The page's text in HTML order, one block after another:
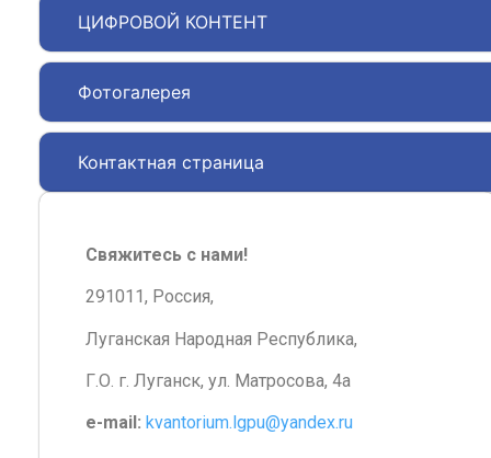
ЦИФРОВОЙ КОНТЕНТ
Фотогалерея
Контактная страница
Свяжитесь с нами!
291011, Россия,
Луганская Народная Республика,
Г.О. г. Луганск, ул. Матросова, 4а
e-mail: kvantorium.lgpu@yandex.ru